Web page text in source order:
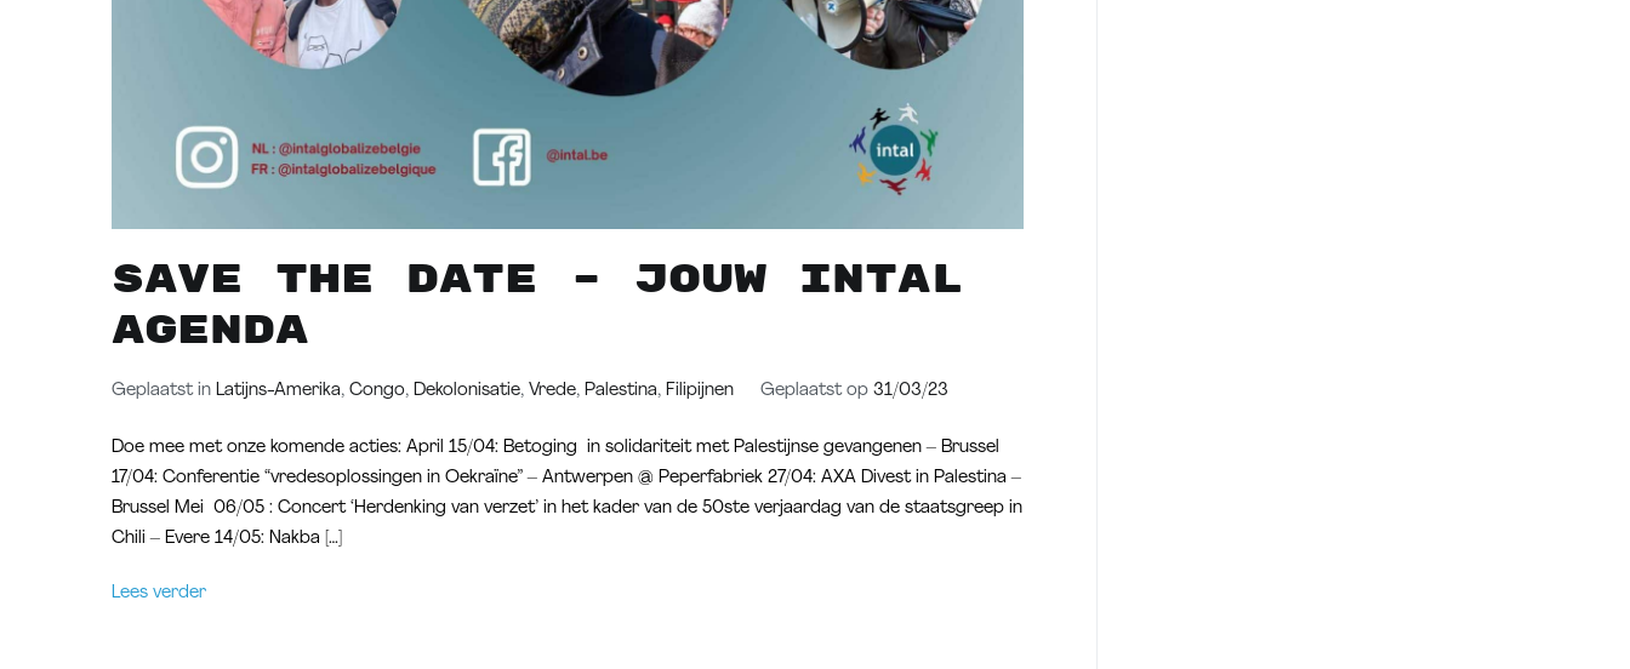
Save the date – Jouw intal
agenda
Geplaatst in Latijns-Amerika, Congo, Dekolonisatie, Vrede, Palestina, Filipijnen Geplaatst op 31/03/23
Doe mee met onze komende acties: April 15/04: Betoging in solidariteit met Palestijnse gevangenen – Brussel
17/04: Conferentie “vredesoplossingen in Oekraïne” – Antwerpen @ Peperfabriek 27/04: AXA Divest in Palestina –
Brussel Mei 06/05 : Concert ‘Herdenking van verzet’ in het kader van de 50ste verjaardag van de staatsgreep in
Chili – Evere 14/05: Nakba […]
Lees verder